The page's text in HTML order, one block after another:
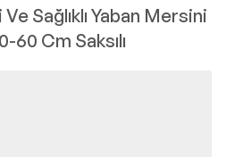
Sağlıklı Yaban Mersini
60 Cm Saksılı